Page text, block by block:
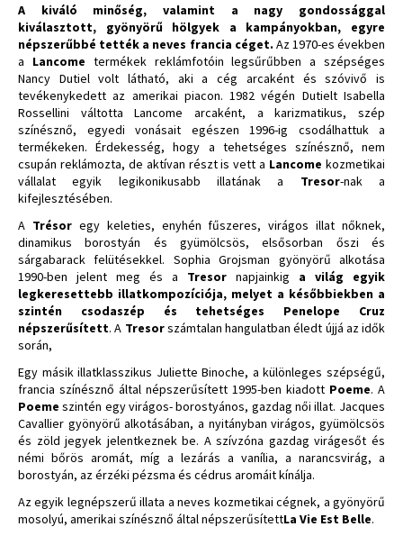
A kiváló minőség, valamint a nagy gondossággal
kiválasztott, gyönyörű hölgyek a kampányokban, egyre
népszerűbbé tették a neves francia céget. Az 1970-es években
a Lancome termékek reklámfotóin legsűrűbben a szépséges
Nancy Dutiel volt látható, aki a cég arcaként és szóvivő is
tevékenykedett az amerikai piacon. 1982 végén Dutielt Isabella
Rossellini váltotta Lancome arcaként, a karizmatikus, szép
színésznő, egyedi vonásait egészen 1996-ig csodálhattuk a
termékeken. Érdekesség, hogy a tehetséges színésznő, nem
csupán reklámozta, de aktívan részt is vett a Lancome kozmetikai
vállalat egyik legikonikusabb illatának a Tresor-nak a
kifejlesztésében.
A Trésoregy keleties, enyhén fűszeres, virágos illat nőknek,
dinamikus borostyán és gyümölcsös, elsősorban őszi és
sárgabarack felütésekkel. Sophia Grojsman gyönyörű alkotása
1990-ben jelent meg és a Tresor napjainkig a világ egyik
legkeresettebb illatkompozíciója, melyet a későbbiekben a
szintén csodaszép és tehetséges Penelope Cruz
népszerűsített. A Tresorszámtalan hangulatban éledt újjá az idők
során,
Egy másik illatklasszikus Juliette Binoche, a különleges szépségű,
francia színésznő által népszerűsített 1995-ben kiadott Poeme. A
Poemeszintén egy virágos- borostyános, gazdag női illat. Jacques
Cavallier gyönyörű alkotásában, a nyitányban virágos, gyümölcsös
és zöld jegyek jelentkeznek be. A szívzóna gazdag virágesőt és
némi bőrös aromát, míg a lezárás a vanília, a narancsvirág, a
borostyán, az érzéki pézsma és cédrus aromáit kínálja.
Az egyik legnépszerű illata a neves kozmetikai cégnek, a gyönyörű
mosolyú, amerikai színésznő által népszerűsítettLa Vie Est Belle.